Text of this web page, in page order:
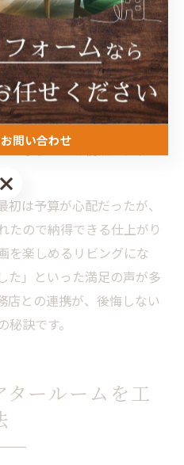
使い方を共有することで、
案してもらえます。
めには、将来のライフスタ
ある設計を心がけましょ
、機器のアップグレード対
ロならではの視点でアドバ
は予算が心配だったが、
たので納得できる仕上がり
を楽しめるリビングにな
た」といった満足の声が多
店との連携が、後悔しない
訣です。
タールームを工
問い合わせ
問い合わせ